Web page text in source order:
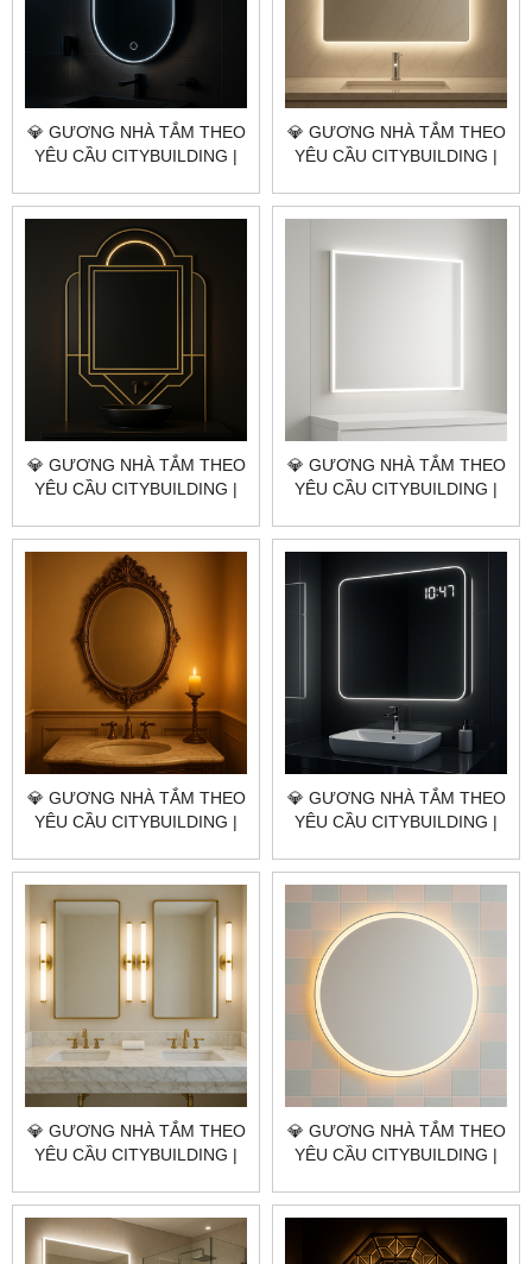
💎 GƯƠNG NHÀ TẮM THEO
YÊU CẦU CITYBUILDING |
GIÁ GƯƠNG NHÀ TẮM
QUẬN 10 TP.HCM
💎 GƯƠNG NHÀ TẮM THEO
YÊU CẦU CITYBUILDING |
GIÁ GƯƠNG NHÀ TẮM
💎 GƯƠNG NHÀ TẮM THEO
YÊU CẦU CITYBUILDING |
GIÁ GƯƠNG NHÀ TẮM
QUẬN 7 TP.HCM
💎 GƯƠNG NHÀ TẮM THEO
YÊU CẦU CITYBUILDING |
GIÁ GƯƠNG NHÀ TẮM
QUẬN 5 TP.HCM
💎 GƯƠNG NHÀ TẮM THEO
YÊU CẦU CITYBUILDING |
GIÁ GƯƠNG NHÀ TẮM
💎 GƯƠNG NHÀ TẮM THEO
YÊU CẦU CITYBUILDING |
GIÁ GƯƠNG NHÀ TẮM
💎 GƯƠNG NHÀ TẮM THEO
YÊU CẦU CITYBUILDING |
GIÁ GƯƠNG NHÀ TẮM
QUẬN 1 TP.HCM
💎 GƯƠNG NHÀ TẮM THEO
YÊU CẦU CITYBUILDING |
GIÁ GƯƠNG NHÀ TẮM ĐẶC
KHU CÔN ĐẢO TP.HCM